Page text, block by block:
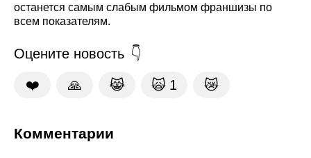
останется самым слабым фильмом франшизы по
всем показателям.
Оцените новость
❤️ 🙏 😹 🙀 1 😿
Комментарии